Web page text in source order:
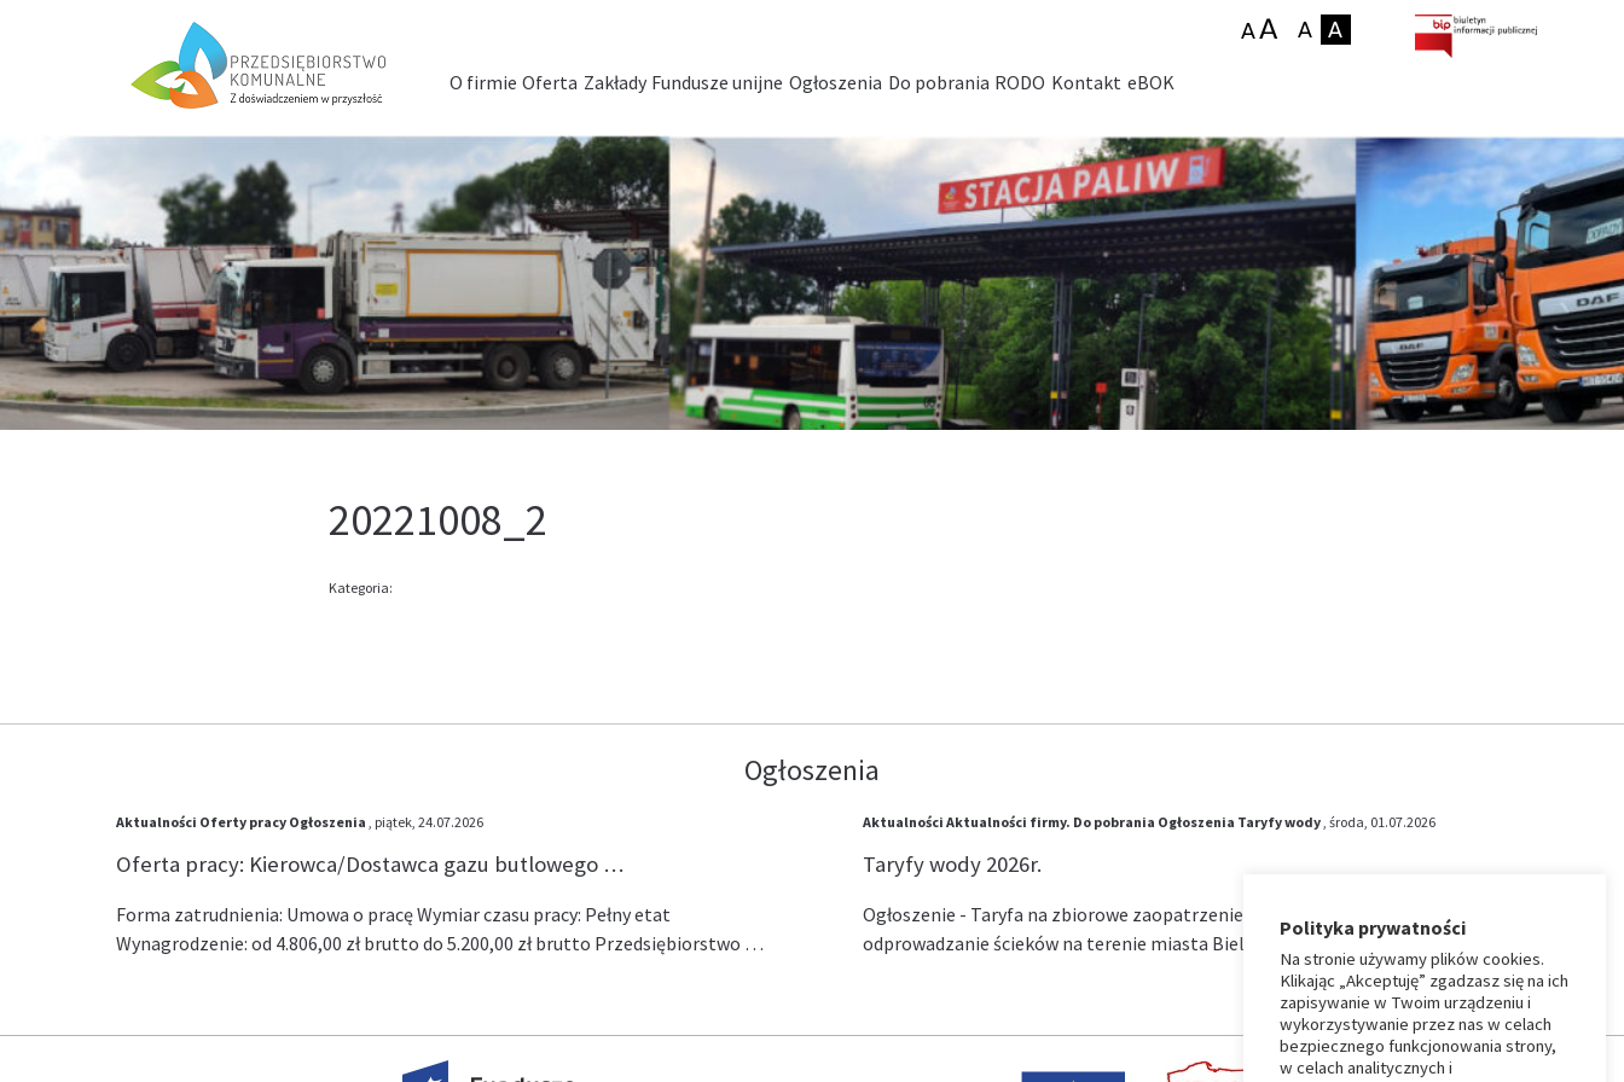
O firmie Oferta Zakłady Fundusze unijne Ogłoszenia Do pobrania RODO Kontakt eBOK
20221008_2
Kategoria:
Ogłoszenia
Aktualności Oferty pracy Ogłoszenia , piątek, 24.07.2026
Oferta pracy: Kierowca/Dostawca gazu butlowego …
Forma zatrudnienia: Umowa o pracę Wymiar czasu pracy: Pełny etat
Wynagrodzenie: od 4.806,00 zł brutto do 5.200,00 zł brutto Przedsiębiorstwo …
Aktualności Aktualności firmy. Do pobrania Ogłoszenia Taryfy wody, środa, 01.07.2026
Taryfy wody 2026r.
Ogłoszenie - Taryfa na zbiorowe zaopatrzenie w wodę i zbiorowe
odprowadzanie ścieków na terenie miasta Bielsk Podlaski na okres od …
Polityka prywatności
Na stronie używamy plików cookies.
Klikając „Akceptuję” zgadzasz się na ich
zapisywanie w Twoim urządzeniu i
wykorzystywanie przez nas w celach
bezpiecznego funkcjonowania strony,
w celach analitycznych i